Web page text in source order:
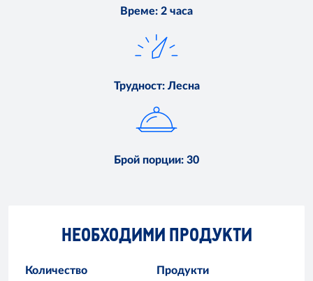
Време: 2 часа
Трудност: Лесна
Брой порции: 30
НЕОБХОДИМИ ПРОДУКТИ
Количество Продукти